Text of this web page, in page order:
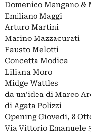
Domenico Mangano &
Emiliano Maggi
Arturo Martini
Marino Mazzacurati
Fausto Melotti
Concetta Modica
Liliana Moro
Midge Wattles
da un'idea di Marco
di Agata Polizzi
Opening Giovedì, 8
Via Vittorio Emanuele